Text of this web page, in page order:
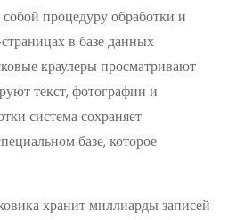
процедуру обработки и
в базе данных
краулеры просматривают
текст, фотографии и
система сохраняет
базе, которое
хранит миллиарды записей